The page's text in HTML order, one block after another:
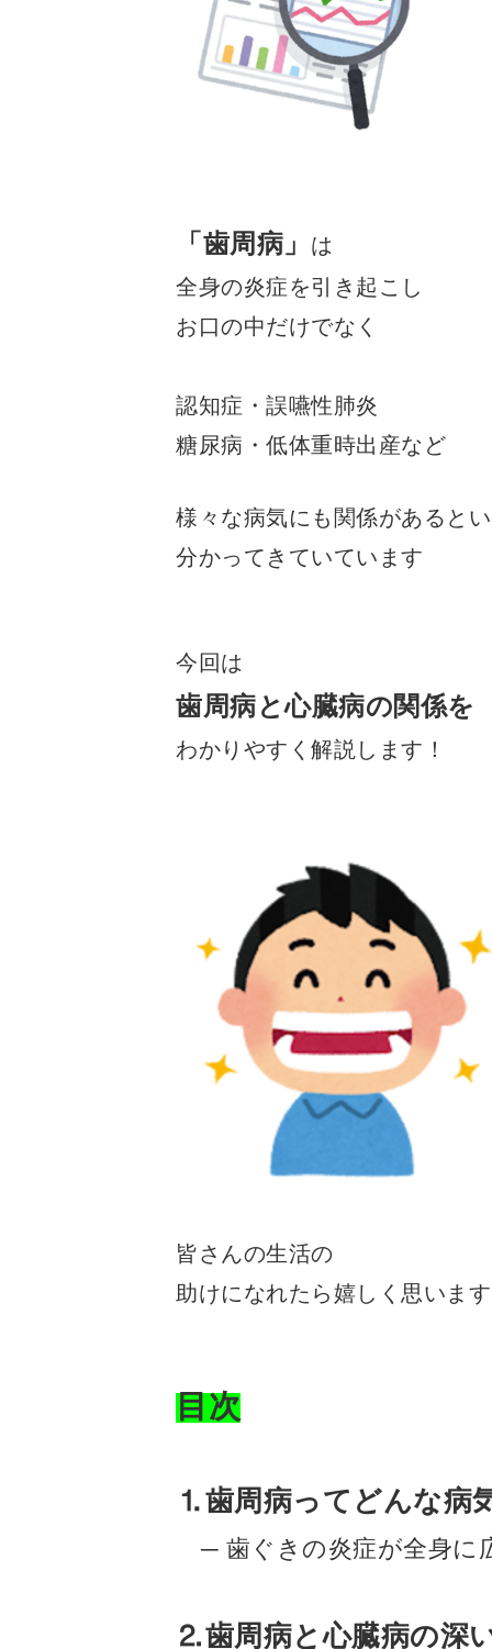
「歯周病」
は
全身の炎症を引き起こし
お口の中だけでなく
認知症・誤嚥性肺炎
糖尿病・低体重時出産など
様々な病気にも関係があると
分かってきていています
今回は
歯周病と心臓病の関係を
わかりやすく解説します！
皆さんの生活の
助けになれたら嬉しく思いま
目次
⒈歯周病ってどんな病
─ 歯ぐきの炎症が全身に
⒉歯周病と心臓病の深